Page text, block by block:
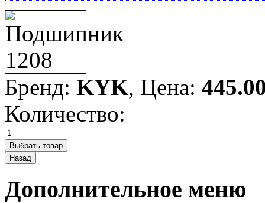
Бренд: KYK, Цена:
Количество:
Дополнительное меню